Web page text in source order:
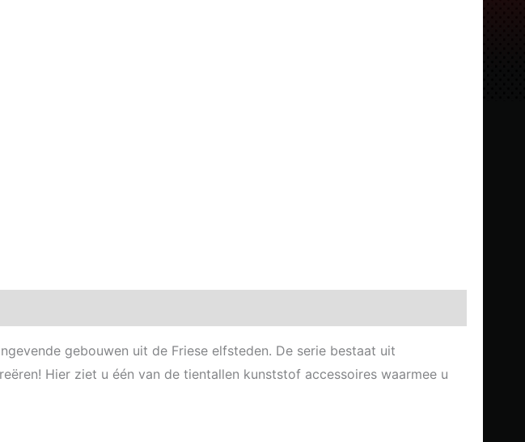
gebouwen uit de Friese elfsteden. De serie bestaat uit
Hier ziet u één van de tientallen kunststof accessoires waarmee u